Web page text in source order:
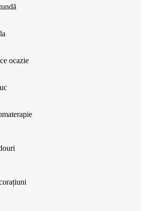
ocazie